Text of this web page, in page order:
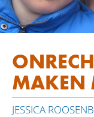
MAKEN
JESSICA